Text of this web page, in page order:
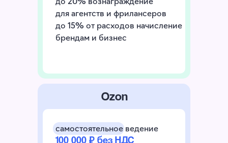
для агентств и фрилансеров
до 15% от расходов начисление
брендам и бизнес
самостоятельное ведение
100 000 ₽ без НДС
Ozon